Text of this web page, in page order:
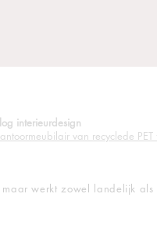
interieurdesign
van recyclede PET
maar werkt zowel landelijk